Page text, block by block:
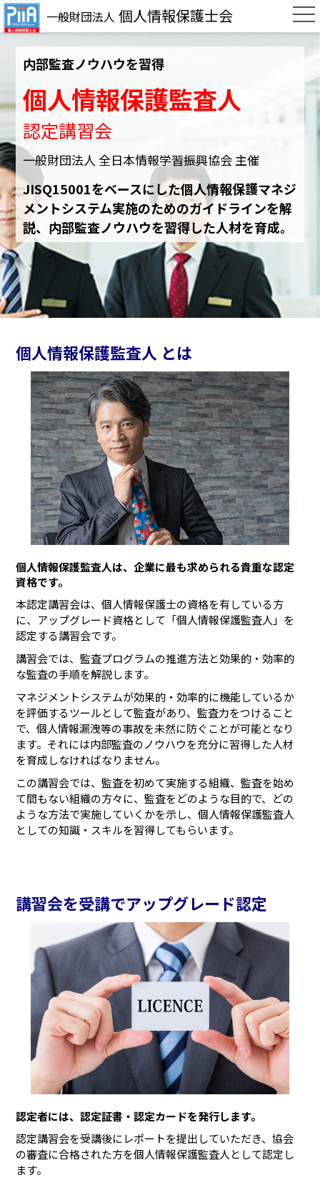
一般財団法人 個人情報保護士会
内部監査ノウハウを習得
個人情報保護監査人
認定講習会
一般財団法人 全日本情報学習振興協会 主催
JISQ15001をベースにした個人情報保護マネジ
メントシステム実施のためのガイドラインを解
説、内部監査ノウハウを習得した人材を育成。
個人情報保護監査人 とは
個人情報保護監査人は、企業に最も求められる貴重な認定
資格です。
本認定講習会は、個人情報保護士の資格を有している方
に、アップグレード資格として「個人情報保護監査人」を
認定する講習会です。
講習会では、監査プログラムの推進方法と効果的・効率的
な監査の手順を解説します。
マネジメントシステムが効果的・効率的に機能しているか
を評価するツールとして監査があり、監査力をつけること
で、個人情報漏洩等の事故を未然に防ぐことが可能となり
ます。それには内部監査のノウハウを充分に習得した人材
を育成しなければなりません。
この講習会では、監査を初めて実施する組織、監査を始め
て間もない組織の方々に、監査をどのような目的で、どの
ような方法で実施していくかを示し、個人情報保護監査人
としての知識・スキルを習得してもらいます。
講習会を受講でアップグレード認定
認定者には、認定証書・認定カードを発行します。
認定講習会を受講後にレポートを提出していただき、協会
の審査に合格された方を個人情報保護監査人として認定し
ます。